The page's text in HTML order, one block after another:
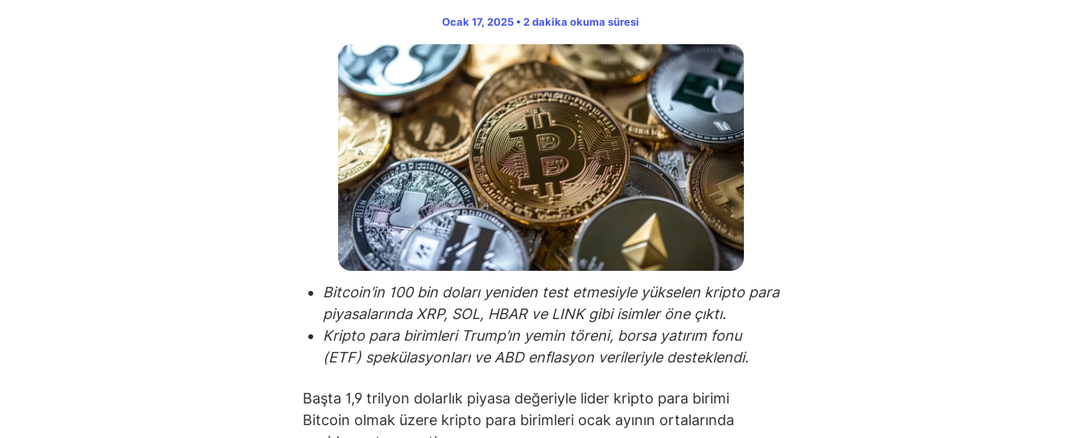
Ocak 17, 2025 • 2 dakika okuma süresi
Bitcoin’in 100 bin doları yeniden test etmesiyle yükselen kripto para
piyasalarında XRP, SOL, HBAR ve LINK gibi isimler öne çıktı.
Kripto para birimleri Trump’ın yemin töreni, borsa yatırım fonu
(ETF) spekülasyonları ve ABD enflasyon verileriyle desteklendi.
Başta 1,9 trilyon dolarlık piyasa değeriyle lider kripto para birimi
Bitcoin olmak üzere kripto para birimleri ocak ayının ortalarında